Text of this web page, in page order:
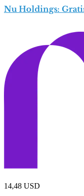
Nu Holdings:
14,48 USD